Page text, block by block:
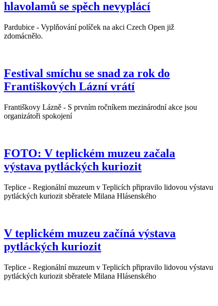
hlavolamů se spěch nevyplácí
Pardubice - Vyplňování políček na akci Czech Open již
zdomácnělo.
Festival smíchu se snad za rok do
Františkových Lázní vrátí
Františkovy Lázně - S prvním ročníkem mezinárodní akce jsou
organizátoři spokojení
FOTO: V teplickém muzeu začala
výstava pytláckých kuriozit
Teplice - Regionální muzeum v Teplicích připravilo lidovou výstavu
pytláckých kuriozit sběratele Milana Hlásenského
V teplickém muzeu začíná výstava
pytláckých kuriozit
Teplice - Regionální muzeum v Teplicích připravilo lidovou výstavu
pytláckých kuriozit sběratele Milana Hlásenského